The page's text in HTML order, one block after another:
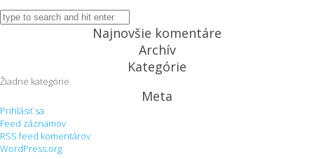
Najnovšie komentáre
Archív
Kategórie
Žiadne kategórie
Meta
Prihlásiť sa
Feed záznamov
RSS feed komentárov
WordPress.org